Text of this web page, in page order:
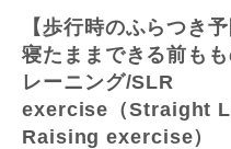
【歩行時のふらつき予
寝たままできる前も
レーニング/SLR
exercise（Straight
Raising exercise）